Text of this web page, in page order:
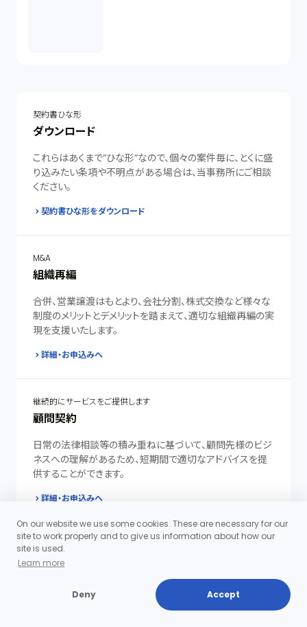
契約書ひな形
ダウンロード
これらはあくまで”ひな形”なので、個々の案件毎に、とくに盛
り込みたい条項や不明点がある場合は、当事務所にご相談
ください。
契約書ひな形をダウンロード
M&A
組織再編
合併、営業譲渡はもとより、会社分割、株式交換など様々な
制度のメリットとデメリットを踏まえて、適切な組織再編の実
現を支援いたします。
詳細・お申込みへ
継続的にサービスをご提供します
顧問契約
日常の法律相談等の積み重ねに基づいて、顧問先様のビジ
ネスへの理解があるため、短期間で適切なアドバイスを提
供することができます。
詳細・お申込みへ
On our website we use some cookies. These are necessary for our
site to work properly and to give us information about how our
site is used.
Learn more
Deny Accept